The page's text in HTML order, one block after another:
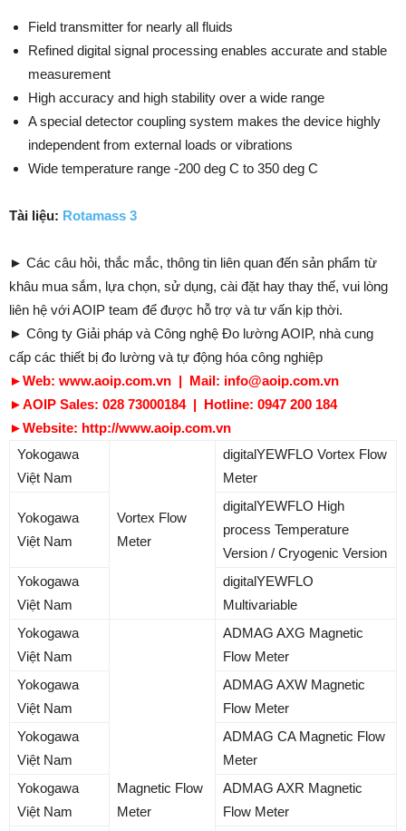
Field transmitter for nearly all fluids
Refined digital signal processing enables accurate and stable
measurement
High accuracy and high stability over a wide range
A special detector coupling system makes the device highly
independent from external loads or vibrations
Wide temperature range -200 deg C to 350 deg C
Tài liệu: Rotamass 3
► Các câu hỏi, thắc mắc, thông tin liên quan đến sản phẩm từ
khâu mua sắm, lựa chọn, sử dụng, cài đặt hay thay thế, vui lòng
liên hệ với AOIP team để được hỗ trợ và tư vấn kịp thời.
► Công ty Giải pháp và Công nghệ Đo lường AOIP, nhà cung
cấp các thiết bị đo lường và tự động hóa công nghiệp
►Web: www.aoip.com.vn | Mail: info@aoip.com.vn
►AOIP Sales: 028 73000184 | Hotline: 0947 200 184
►Website: http://www.aoip.com.vn
Yokogawa
Việt Nam
Vortex Flow
Meter
digitalYEWFLO Vortex Flow
Meter
Yokogawa
Việt Nam
digitalYEWFLO High
process Temperature
Version / Cryogenic Version
Yokogawa
Việt Nam
digitalYEWFLO
Multivariable
Yokogawa
Việt Nam
Magnetic Flow
Meter
ADMAG AXG Magnetic
Flow Meter
Yokogawa
Việt Nam
ADMAG AXW Magnetic
Flow Meter
Yokogawa
Việt Nam
ADMAG CA Magnetic Flow
Meter
Yokogawa
Việt Nam
ADMAG AXR Magnetic
Flow Meter